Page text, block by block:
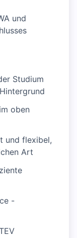
und
Studium
oben
und flexibel,
Art
-